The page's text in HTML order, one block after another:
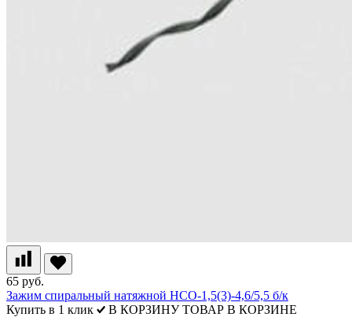
65 руб.
Зажим спиральный натяжной НСО-1,5(3)-4,6/5,5 б/к
Купить в 1 клик
В КОРЗИНУ ТОВАР В КОРЗИНЕ